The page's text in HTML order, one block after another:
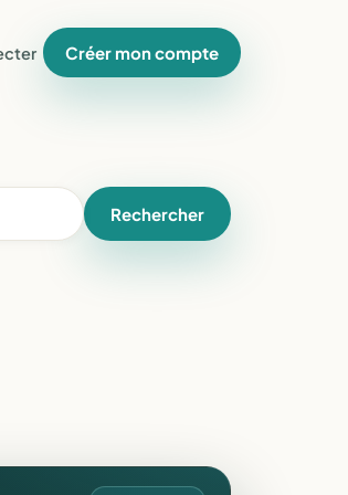
Créer mon compte
Rechercher